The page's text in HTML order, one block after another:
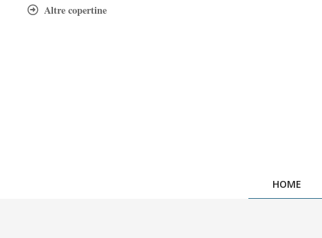
Altre copertine
HOME